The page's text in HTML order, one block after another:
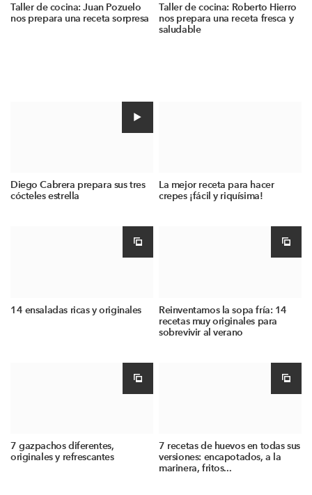
Taller de cocina: Juan Pozuelo
nos prepara una receta sorpresa
Taller de cocina: Roberto Hierro
nos prepara una receta fresca y
saludable
Diego Cabrera prepara sus tres
cócteles estrella
La mejor receta para hacer
crepes ¡fácil y riquísima!
14 ensaladas ricas y originales
Reinventamos la sopa fría: 14
recetas muy originales para
sobrevivir al verano
7 gazpachos diferentes,
originales y refrescantes
7 recetas de huevos en todas sus
versiones: encapotados, a la
marinera, fritos...